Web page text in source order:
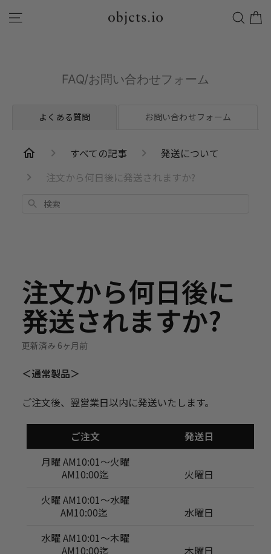
content
POP-UP STORE 阪急うめだ本店：8/12(水)~8/25(火) Search
FAQ/お問い合わせフォーム
よくある質問 お問い合わせフォーム